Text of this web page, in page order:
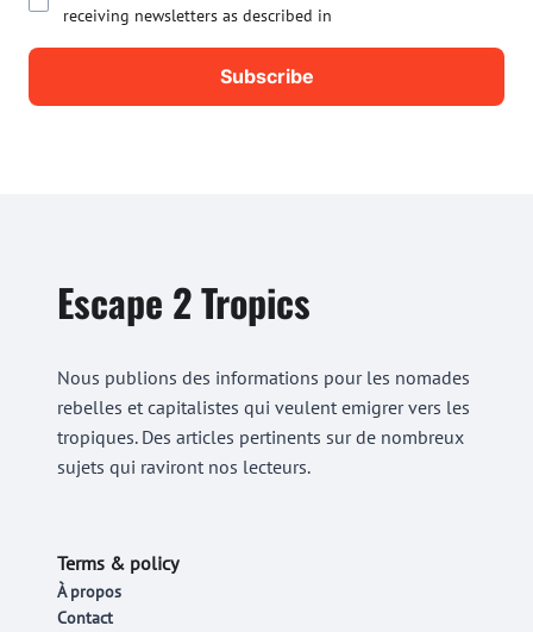
receiving newsletters as described in
Escape 2 Tropics
Nous publions des informations pour les nomades
rebelles et capitalistes qui veulent emigrer vers les
tropiques. Des articles pertinents sur de nombreux
sujets qui raviront nos lecteurs.
Terms & policy
À propos
Contact